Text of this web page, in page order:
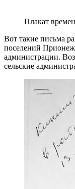
Плакат
Вот такие письма
поселений
администрации.
сельские